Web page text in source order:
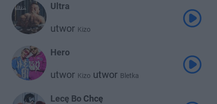
Ultra
utwor Kizo
Hero
utwor Kizo utwor Bletka
Lecę Bo Chcę